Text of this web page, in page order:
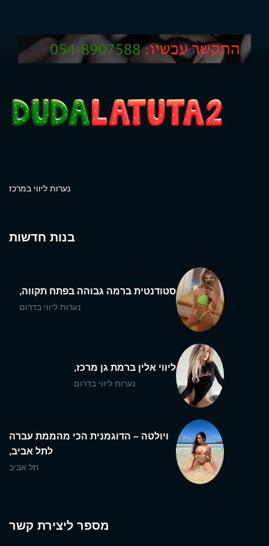
נערות ליווי במרכז
בנות חדשות
סטודנטית ברמה גבוהה בפתח תקווה,
נערות ליווי בדרום
ליווי אלין ברמת גן מרכז,
נערות ליווי בדרום
ויולטה – הדוגמנית הכי מהממת עברה
לתל אביב,
תל אביב
מספר ליצירת קשר